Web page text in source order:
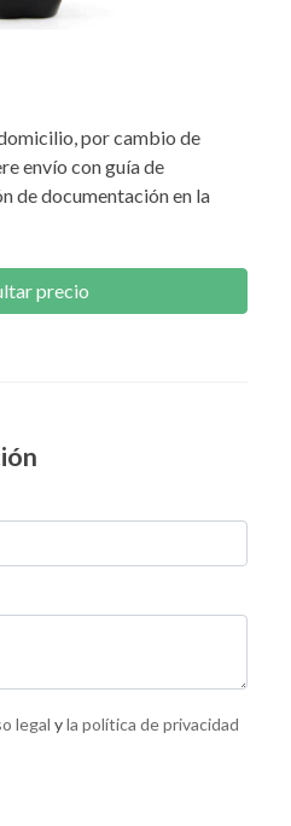
por cambio de
envío con guía de
de documentación en la
precio
legal yla política de privacidad